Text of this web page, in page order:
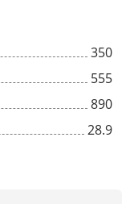
350
555
890
28.9